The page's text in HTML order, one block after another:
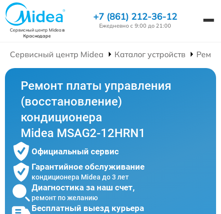
Сервисный центр Mideaв
Краснодаре
+7 (861) 212-36-12
Ежедневно с 9:00 до 21:00
Сервисный центр Midea Каталог устройств
Ремонт платы управления
(восстановление)
кондиционера
Midea MSAG2-12HRN1
Официальный сервис
Гарантийное обслуживание
кондиционера Midea до 3 лет
Диагностика за наш счет,
ремонт по желанию
Бесплатный выезд курьера